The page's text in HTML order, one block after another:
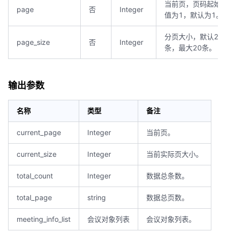
page 否 Integer
当前页，页码起始
值为1，默认为1。
page_size 否 Integer
分页大小，默认20
条，最大20条。
输出参数
名称 类型 备注
current_page Integer 当前页。
current_size Integer 当前实际页大小。
total_count Integer 数据总条数。
total_page string 数据总页数。
meeting_info_list 会议对象列表 会议对象列表。